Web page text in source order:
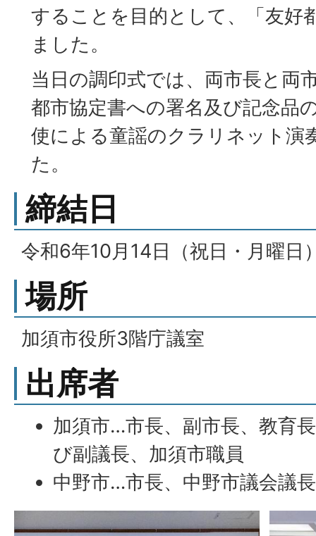
することを目的として、「友好
ました。
当日の調印式では、両市長と両
都市協定書への署名及び記念品
使による童謡のクラリネット演
た。
締結日
令和6年10月14日（祝日・月曜日
場所
加須市役所3階庁議室
出席者
加須市…市長、副市長、教育
び副議長、加須市職員
中野市…市長、中野市議会議